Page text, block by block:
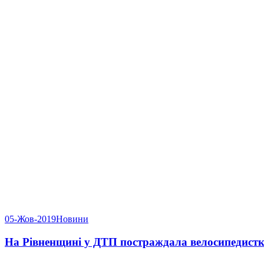
05-Жов-2019Новини
На Рівненщині у ДТП постраждала